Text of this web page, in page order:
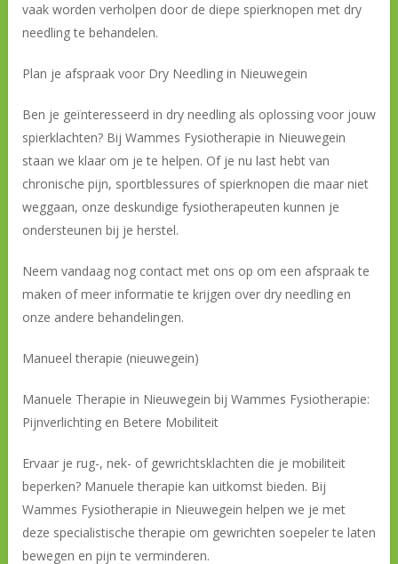
vaak worden verholpen door de diepe spierknopen met dry
needling te behandelen.
Plan je afspraak voor Dry Needling in Nieuwegein
Ben je geïnteresseerd in dry needling als oplossing voor jouw
spierklachten? Bij Wammes Fysiotherapie in Nieuwegein
staan we klaar om je te helpen. Of je nu last hebt van
chronische pijn, sportblessures of spierknopen die maar niet
weggaan, onze deskundige fysiotherapeuten kunnen je
ondersteunen bij je herstel.
Neem vandaag nog contact met ons op om een afspraak te
maken of meer informatie te krijgen over dry needling en
onze andere behandelingen.
Manueel therapie (nieuwegein)
Manuele Therapie in Nieuwegein bij Wammes Fysiotherapie:
Pijnverlichting en Betere Mobiliteit
Ervaar je rug-, nek- of gewrichtsklachten die je mobiliteit
beperken? Manuele therapie kan uitkomst bieden. Bij
Wammes Fysiotherapie in Nieuwegein helpen we je met
deze specialistische therapie om gewrichten soepeler te laten
bewegen en pijn te verminderen.